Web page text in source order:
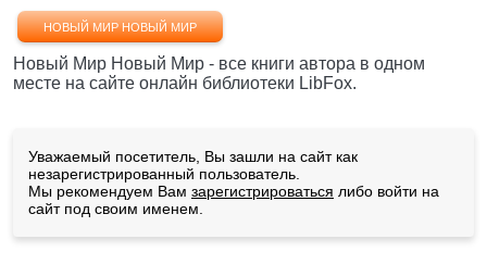
НОВЫЙ МИР НОВЫЙ МИР
Новый Мир Новый Мир - все книги автора в одном
месте на сайте онлайн библиотеки LibFox.
Уважаемый посетитель, Вы зашли на сайт как
незарегистрированный пользователь.
Мы рекомендуем Вам зарегистрироваться либо войти на
сайт под своим именем.